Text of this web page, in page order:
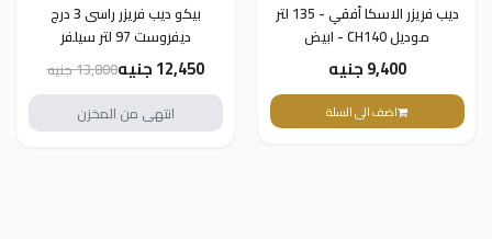
ديب فريزر الاسكا أفقي - 135 لتر
موديل CH140 - ابيض
9,400 جنيه
اضف الى السلة
بيكو ديب فريزر راسى 3 درج
ديفروست 97 لتر سيلفر
RFNE102K20S12,450 جنيه
13,800 جنيه
انتهى من المخزن